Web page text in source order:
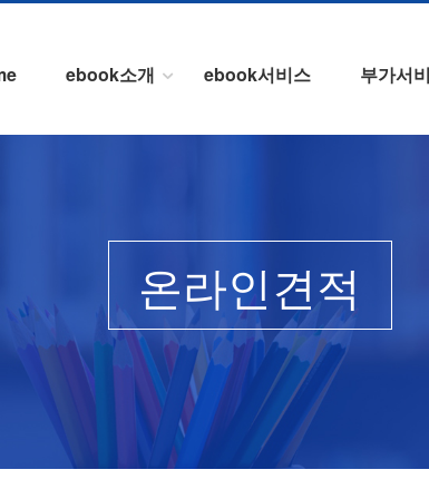
ebook소개 ebook서비스 부가서
온라인견적